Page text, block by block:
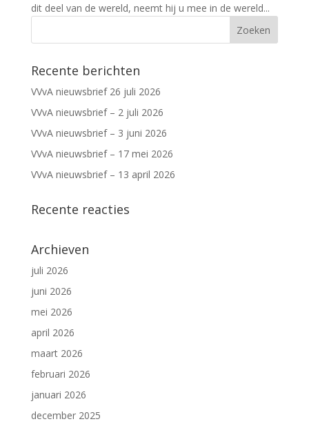
dit deel van de wereld, neemt hij u mee in de wereld...
Recente berichten
VVvA nieuwsbrief 26 juli 2026
VVvA nieuwsbrief – 2 juli 2026
VVvA nieuwsbrief – 3 juni 2026
VVvA nieuwsbrief – 17 mei 2026
VVvA nieuwsbrief – 13 april 2026
Recente reacties
Archieven
juli 2026
juni 2026
mei 2026
april 2026
maart 2026
februari 2026
januari 2026
december 2025